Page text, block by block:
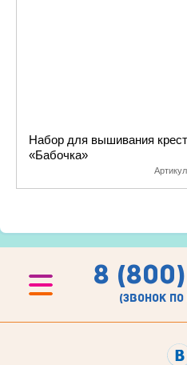
Набор для вышивания
«Бабочка»
8
(звонок